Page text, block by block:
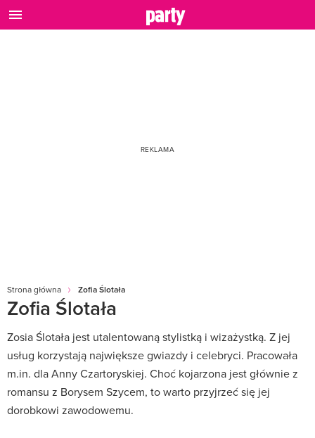
Strona główna Zofia Ślotała
Zofia Ślotała
Zosia Ślotała jest utalentowaną stylistką i wizażystką. Z jej
usług korzystają największe gwiazdy i celebryci. Pracowała
m.in. dla Anny Czartoryskiej. Choć kojarzona jest głównie z
romansu z Borysem Szycem, to warto przyjrzeć się jej
dorobkowi zawodowemu.